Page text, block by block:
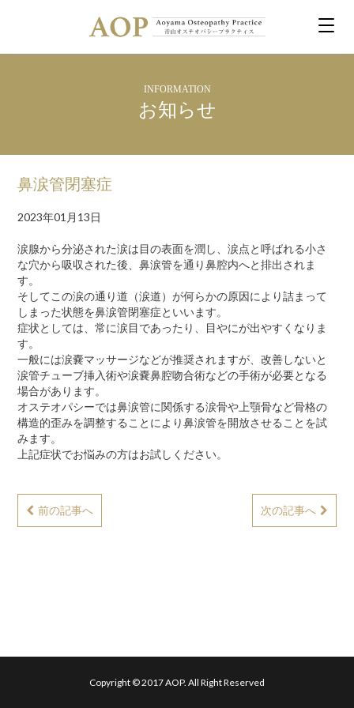
INFORMATION
お知らせ
鼻涙管閉塞症
2023年01月13日
涙腺から分泌された涙は目の表面を潤し、涙点と呼ばれる小さ
な穴から吸収された後、鼻涙管を通り鼻腔内へと排出されま
す。
そしてこの涙の通り道（涙道）が何らかの原因により詰まって
しまった状態を鼻涙管閉塞症といいます。
症状としては、常に涙目であったり、目やにが出やすくなりま
す。
一般には涙嚢マッサージなどが推奨されますが、改善しないと
涙管チューブ挿入術や涙嚢鼻腔吻合術などの手術が必要となる
場合があります。
オステオパシーでは鼻涙管に関係する涙骨や上顎骨など骨格の
構造的歪みを調整することにより鼻涙管を開放させることを試
みます。
上記症状でお悩みの方はお試しください。
前の記事へ 次の記事へ
Copyright © 2017 AOP. All Right Reserved